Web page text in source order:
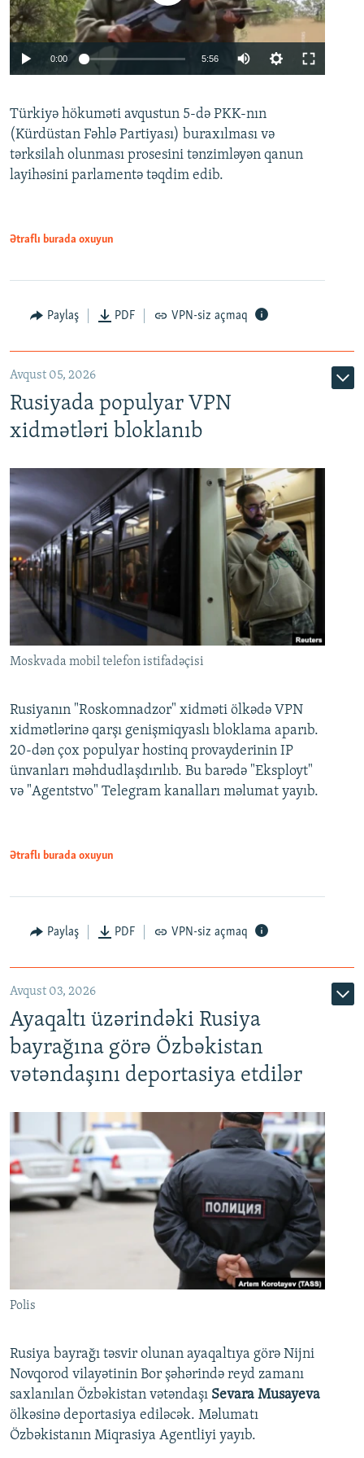
Auto 240p 360p 480p
720p 1080p
0:00 5:56
360p
480p
Türkiyə hökuməti avqustun 5-də PKK-nın
(Kürdüstan Fəhlə Partiyası) buraxılması və
tərksilah olunması prosesini tənzimləyən qanun
layihəsini parlamentə təqdim edib.
Ətraflı burada oxuyun
Paylaş PDF VPN-siz açmaq
Avqust 05, 2026
Rusiyada populyar VPN
xidmətləri bloklanıb
Moskvada mobil telefon istifadəçisi
Rusiyanın "Roskomnadzor" xidməti ölkədə VPN
xidmətlərinə qarşı genişmiqyaslı bloklama aparıb.
20-dən çox populyar hostinq provayderinin IP
ünvanları məhdudlaşdırılıb. Bu barədə "Eksployt"
və "Agentstvo" Telegram kanalları məlumat yayıb.
Ətraflı burada oxuyun
Paylaş PDF VPN-siz açmaq
Avqust 03, 2026
Ayaqaltı üzərindəki Rusiya
bayrağına görə Özbəkistan
vətəndaşını deportasiya etdilər
Polis
Rusiya bayrağı təsvir olunan ayaqaltıya görə Nijni
Novqorod vilayətinin Bor şəhərində reyd zamanı
saxlanılan Özbəkistan vətəndaşı Sevara Musayeva
ölkəsinə deportasiya ediləcək. Məlumatı
Özbəkistanın Miqrasiya Agentliyi yayıb.